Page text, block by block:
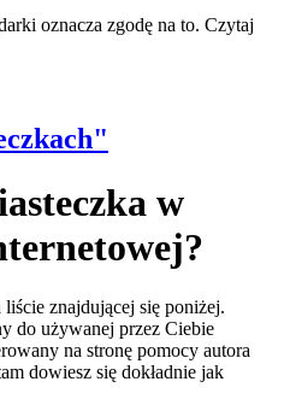
oznacza zgodę na to. Czytaj
w
znajdującej się poniżej.
do używanej przez Ciebie
na stronę pomocy autora
dowiesz się dokładnie jak